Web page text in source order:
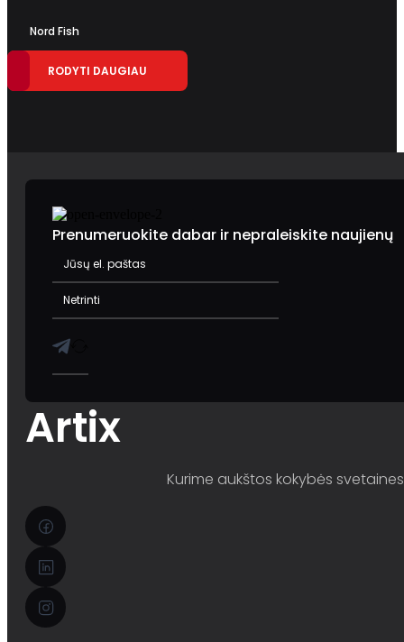
Nord Fish
RODYTI DAUGIAU
Prenumeruokite dabar ir nepraleiskite naujienų
Artix
Kurime aukštos kokybės